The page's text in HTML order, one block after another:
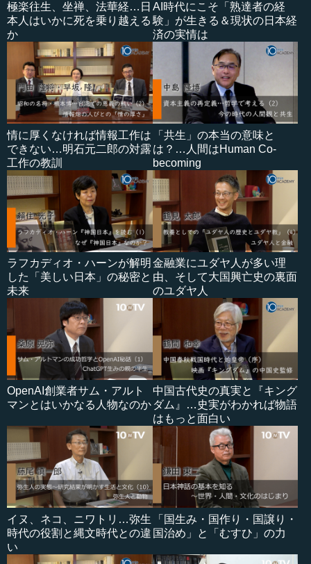
極楽往生、坐禅、法華経…日
本人はいかに死を乗り越える
か
AI時代にこそ「熟達者の経
験」が生きる＆現状の日本経
済の実情は
情に厚くなければ情報工作は
できない…明石元二郎の対露
工作の教訓
「共生」の本当の意味と
は？…人間はHuman Co-
becoming
ラフカディオ・ハーンが解明
した「美しい日本」の秘密と
未来
金融業にユダヤ人が多い理
由、そして大国興亡史の裏面
のユダヤ人
OpenAI創業者サム・アルト
マンとはいかなる人物なのか
中国古代史の真実と『キング
ダム』…史実がわかれば物語
はもっと面白い
イヌ、ネコ、ニワトリ…弥生
時代の役割と縄文時代との違
い
「国生み・国作り・国譲り・
国治め」と「むすひ」の力